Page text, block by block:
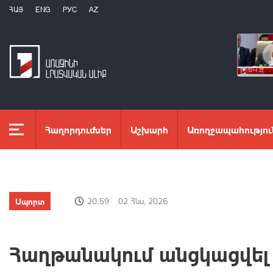
ՀԱՅ ENG РУС AZ
Հաղորդումներ Աշխարհ
Սպորտ 20:59 02 Հնս, 2026
Հաղթանակում անցկացվել